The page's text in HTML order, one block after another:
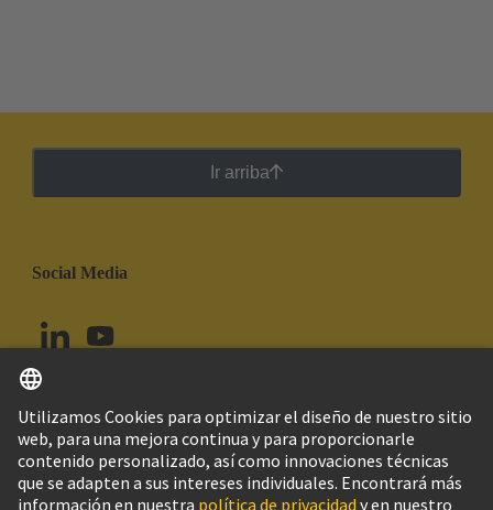
Ir arriba
Social Media
Chile Español